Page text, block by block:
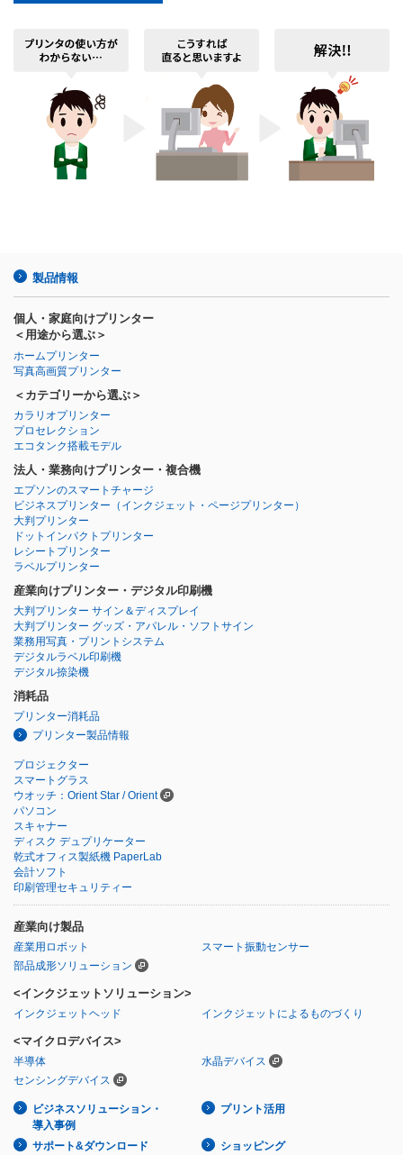
製品情報
個人・家庭向けプリンター
＜用途から選ぶ＞
ホームプリンター
写真高画質プリンター
＜カテゴリーから選ぶ＞
カラリオプリンター
プロセレクション
エコタンク搭載モデル
法人・業務向けプリンター・複合機
エプソンのスマートチャージ
ビジネスプリンター （インクジェット・ページプリンター）
大判プリンター
ドットインパクトプリンター
レシートプリンター
ラベルプリンター
産業向けプリンター・デジタル印刷機
大判プリンター サイン＆ディスプレイ
大判プリンター グッズ・アパレル・ソフトサイン
業務用写真・プリントシステム
デジタルラベル印刷機
デジタル捺染機
消耗品
プリンター消耗品
プリンター製品情報
プロジェクター
スマートグラス
ウオッチ：Orient Star / Orient
パソコン
スキャナー
ディスク デュプリケーター
乾式オフィス製紙機 PaperLab
会計ソフト
印刷管理セキュリティー
産業向け製品
産業用ロボット
スマート振動センサー
部品成形ソリューション
<インクジェットソリューション>
インクジェットヘッド インクジェットによるものづくり
<マイクロデバイス>
半導体
水晶デバイス
センシングデバイス
ビジネスソリューション・
導入事例
プリント活用
サポート&ダウンロード ショッピング